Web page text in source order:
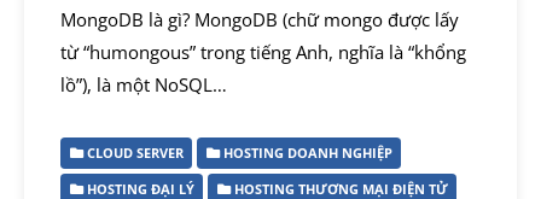
MongoDB là gì? MongoDB (chữ mongo được lấy
từ “humongous” trong tiếng Anh, nghĩa là “khổng
lồ”), là một NoSQL…
CLOUD SERVER
HOSTING DOANH NGHIỆP
HOSTING ĐẠI LÝ
HOSTING THƯƠNG MẠI ĐIỆN TỬ